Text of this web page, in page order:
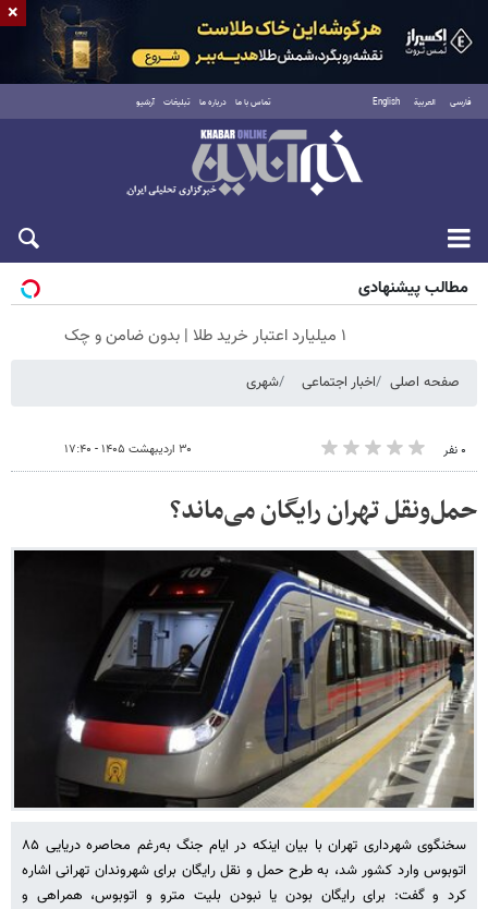
فارسی العربية English تماس با ما درباره ما تبلیغات آرشیو
جمعه ۱۶ مرداد ۱۴۰۵
مطالب پیشنهادی
۱ میلیارد اعتبار خرید طلا | بدون ضامن و چک
صفحه اصلی اخبار اجتماعی شهری
۰ نفر ۳۰ اردیبهشت ۱۴۰۵ - ۱۷:۴۰
حمل‌ونقل تهران رایگان می‌ماند؟
سخنگوی شهرداری تهران با بیان اینکه در ایام جنگ به‌رغم محاصره دریایی ۸۵
اتوبوس وارد کشور شد، به طرح حمل و نقل رایگان برای شهروندان تهرانی اشاره
کرد و گفت: برای رایگان بودن یا نبودن بلیت مترو و اتوبوس، همراهی و
×